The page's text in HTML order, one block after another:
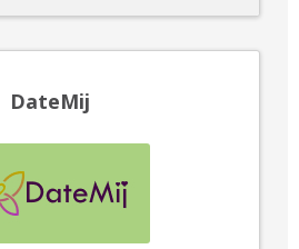
DateMij